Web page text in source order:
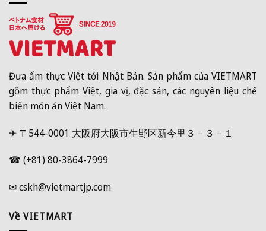
Đưa ẩm thực Việt tới Nhật Bản. Sản phẩm của VIETMART
gồm thực phẩm Việt, gia vị, đặc sản, các nguyên liệu chế
biến món ăn Việt Nam.
✈ 〒544-0001 大阪府大阪市生野区新今里３－３－１
☎ (+81) 80-3864-7999
✉ cskh@vietmartjp.com
Về VIETMART